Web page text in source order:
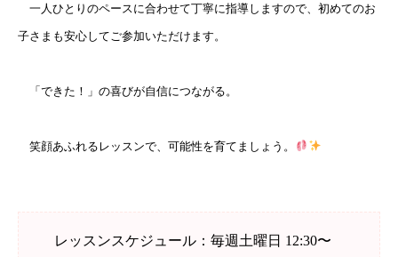
一人ひとりのペースに合わせて丁寧に指導しますので、初めてのお
子さまも安心してご参加いただけます。
「できた！」の喜びが自信につながる。
笑顔あふれるレッスンで、可能性を育てましょう。
レッスンスケジュール：毎週土曜日 12:30〜